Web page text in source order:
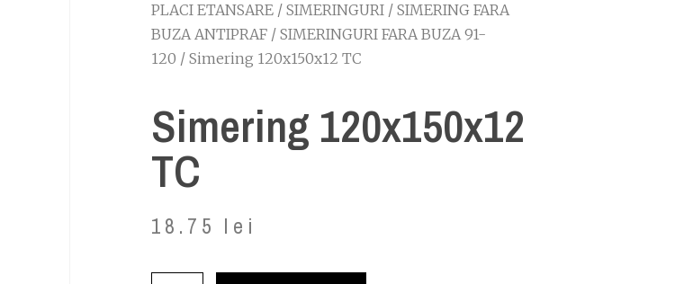
PLACI ETANSARE / SIMERINGURI / SIMERING FARA
BUZA ANTIPRAF / SIMERINGURI FARA BUZA 91-
120 / Simering 120x150x12 TC
Simering 120x150x12
TC
18.75 lei